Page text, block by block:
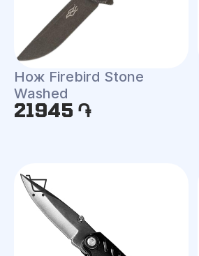
Нож Firebird Stone
Washed
21945 ֏